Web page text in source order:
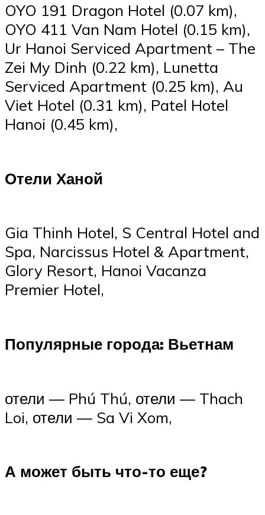
OYO 191 Dragon Hotel (0.07 km),
OYO 411 Van Nam Hotel (0.15 km),
Ur Hanoi Serviced Apartment – The
Zei My Dinh (0.22 km), Lunetta
Serviced Apartment (0.25 km), Au
Viet Hotel (0.31 km), Patel Hotel
Hanoi (0.45 km),
Отели Ханой
Gia Thinh Hotel, S Central Hotel and
Spa, Narcissus Hotel & Apartment,
Glory Resort, Hanoi Vacanza
Premier Hotel,
Популярные города: Вьетнам
отели — Phú Thú, отели — Thach
Loi, отели — Sa Vi Xom,
А может быть что-то еще?